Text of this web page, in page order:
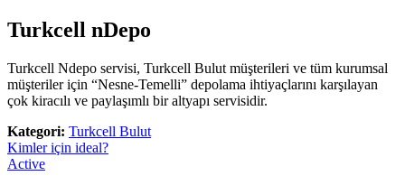
Turkcell nDepo
Turkcell Ndepo servisi, Turkcell Bulut müşterileri ve tüm kurumsal
müşteriler için “Nesne-Temelli” depolama ihtiyaçlarını karşılayan
çok kiracılı ve paylaşımlı bir altyapı servisidir.
Kategori: Turkcell Bulut
Kimler için ideal?
Active